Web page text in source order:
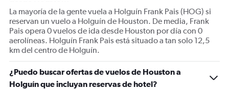
La mayoría de la gente vuela a Holguín Frank Pais (HOG) si
reservan un vuelo a Holguín de Houston. De media, Frank
Pais opera 0 vuelos de ida desde Houston por día con 0
aerolíneas. Holguín Frank Pais está situado a tan solo 12,5
km del centro de Holguín.
¿Puedo buscar ofertas de vuelos de Houston a
Holguín que incluyan reservas de hotel?